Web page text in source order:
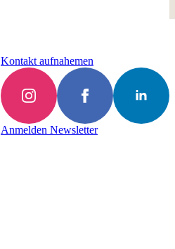
Kontakt aufnahemen
Anmelden Newsletter